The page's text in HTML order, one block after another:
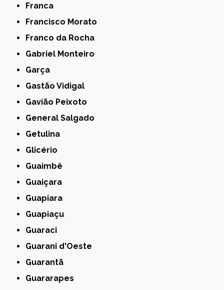
Franca
Francisco Morato
Franco da Rocha
Gabriel Monteiro
Garça
Gastão Vidigal
Gavião Peixoto
General Salgado
Getulina
Glicério
Guaimbê
Guaiçara
Guapiara
Guapiaçu
Guaraci
Guarani d'Oeste
Guarantã
Guararapes